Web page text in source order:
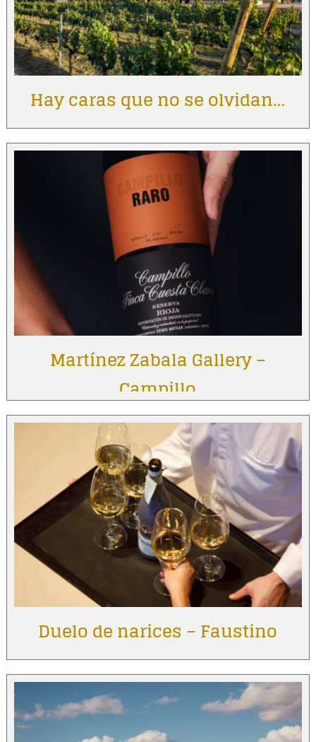
Hay caras que no se olvidan…
Martínez Zabala Gallery –
Campillo
Duelo de narices – Faustino